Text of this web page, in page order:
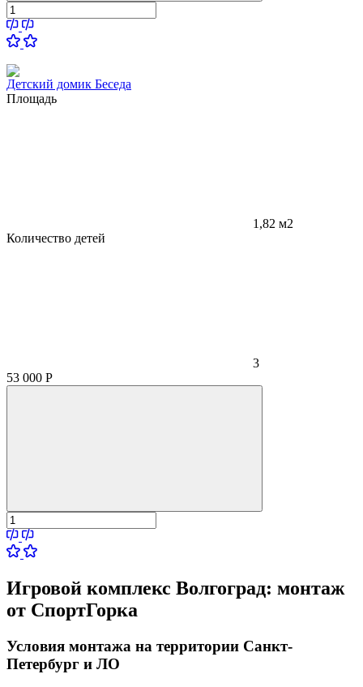
Детский домик Беседа
Площадь
1,82 м2
Количество детей
3
53 000 Р
Игровой комплекс Волгоград: монтаж
от СпортГорка
Условия монтажа на территории Санкт-
Петербург и ЛО